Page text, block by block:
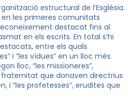
estructural de l’Església.
les primeres comunitats
destacat fins al
en els escrits. En total s’hi
entre els quals
i “les vídues” en un lloc més
lloc, “les missioneres”,
que donaven directrius
i “les profetesses”, erudites que